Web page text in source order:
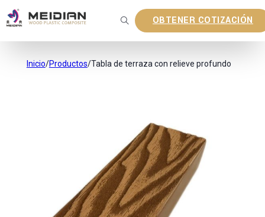
OBTENER COTIZACIÓN
Inicio/Productos/Tabla de terraza con relieve profundo